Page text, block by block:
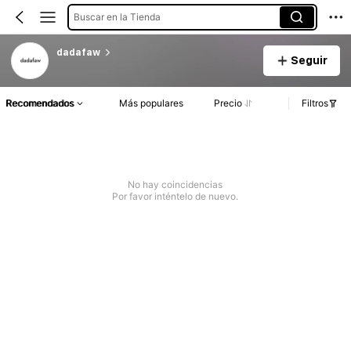
Buscar en la Tienda
dadafaw
Seguir
Recomendados Más populares Precio Filtros
No hay coincidencias
Por favor inténtelo de nuevo.